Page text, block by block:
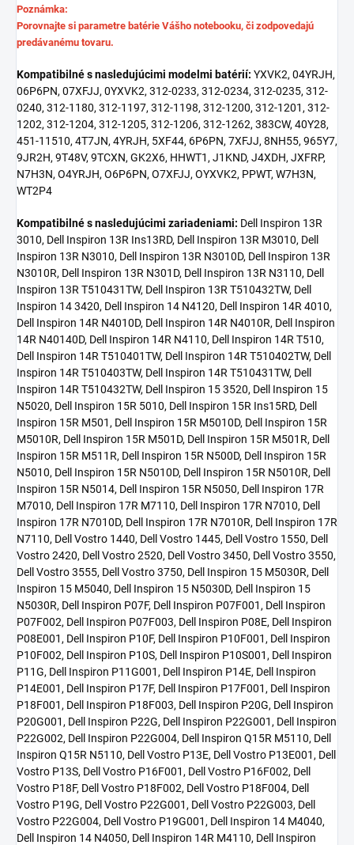
Poznámka:
Porovnajte si parametre batérie Vášho notebooku, či zodpovedajú
predávanému tovaru.
Kompatibilné s nasledujúcimi modelmi batérií: YXVK2, 04YRJH,
06P6PN, 07XFJJ, 0YXVK2, 312-0233, 312-0234, 312-0235, 312-
0240, 312-1180, 312-1197, 312-1198, 312-1200, 312-1201, 312-
1202, 312-1204, 312-1205, 312-1206, 312-1262, 383CW, 40Y28,
451-11510, 4T7JN, 4YRJH, 5XF44, 6P6PN, 7XFJJ, 8NH55, 965Y7,
9JR2H, 9T48V, 9TCXN, GK2X6, HHWT1, J1KND, J4XDH, JXFRP,
N7H3N, O4YRJH, O6P6PN, O7XFJJ, OYXVK2, PPWT, W7H3N,
WT2P4
Kompatibilné s nasledujúcimi zariadeniami: Dell Inspiron 13R
3010, Dell Inspiron 13R Ins13RD, Dell Inspiron 13R M3010, Dell
Inspiron 13R N3010, Dell Inspiron 13R N3010D, Dell Inspiron 13R
N3010R, Dell Inspiron 13R N301D, Dell Inspiron 13R N3110, Dell
Inspiron 13R T510431TW, Dell Inspiron 13R T510432TW, Dell
Inspiron 14 3420, Dell Inspiron 14 N4120, Dell Inspiron 14R 4010,
Dell Inspiron 14R N4010D, Dell Inspiron 14R N4010R, Dell Inspiron
14R N40140D, Dell Inspiron 14R N4110, Dell Inspiron 14R T510,
Dell Inspiron 14R T510401TW, Dell Inspiron 14R T510402TW, Dell
Inspiron 14R T510403TW, Dell Inspiron 14R T510431TW, Dell
Inspiron 14R T510432TW, Dell Inspiron 15 3520, Dell Inspiron 15
N5020, Dell Inspiron 15R 5010, Dell Inspiron 15R Ins15RD, Dell
Inspiron 15R M501, Dell Inspiron 15R M5010D, Dell Inspiron 15R
M5010R, Dell Inspiron 15R M501D, Dell Inspiron 15R M501R, Dell
Inspiron 15R M511R, Dell Inspiron 15R N500D, Dell Inspiron 15R
N5010, Dell Inspiron 15R N5010D, Dell Inspiron 15R N5010R, Dell
Inspiron 15R N5014, Dell Inspiron 15R N5050, Dell Inspiron 17R
M7010, Dell Inspiron 17R M7110, Dell Inspiron 17R N7010, Dell
Inspiron 17R N7010D, Dell Inspiron 17R N7010R, Dell Inspiron 17R
N7110, Dell Vostro 1440, Dell Vostro 1445, Dell Vostro 1550, Dell
Vostro 2420, Dell Vostro 2520, Dell Vostro 3450, Dell Vostro 3550,
Dell Vostro 3555, Dell Vostro 3750, Dell Inspiron 15 M5030R, Dell
Inspiron 15 M5040, Dell Inspiron 15 N5030D, Dell Inspiron 15
N5030R, Dell Inspiron P07F, Dell Inspiron P07F001, Dell Inspiron
P07F002, Dell Inspiron P07F003, Dell Inspiron P08E, Dell Inspiron
P08E001, Dell Inspiron P10F, Dell Inspiron P10F001, Dell Inspiron
P10F002, Dell Inspiron P10S, Dell Inspiron P10S001, Dell Inspiron
P11G, Dell Inspiron P11G001, Dell Inspiron P14E, Dell Inspiron
P14E001, Dell Inspiron P17F, Dell Inspiron P17F001, Dell Inspiron
P18F001, Dell Inspiron P18F003, Dell Inspiron P20G, Dell Inspiron
P20G001, Dell Inspiron P22G, Dell Inspiron P22G001, Dell Inspiron
P22G002, Dell Inspiron P22G004, Dell Inspiron Q15R M5110, Dell
Inspiron Q15R N5110, Dell Vostro P13E, Dell Vostro P13E001, Dell
Vostro P13S, Dell Vostro P16F001, Dell Vostro P16F002, Dell
Vostro P18F, Dell Vostro P18F002, Dell Vostro P18F004, Dell
Vostro P19G, Dell Vostro P22G001, Dell Vostro P22G003, Dell
Vostro P22G004, Dell Vostro P19G001, Dell Inspiron 14 M4040,
Dell Inspiron 14 N4050, Dell Inspiron 14R M4110, Dell Inspiron